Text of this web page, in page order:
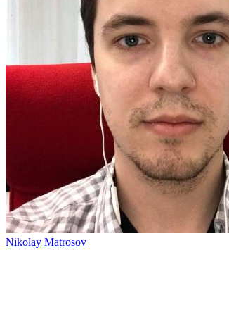
Nikolay Matrosov